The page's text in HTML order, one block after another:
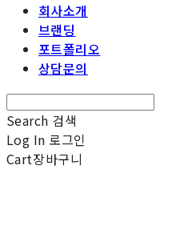
회사소개
브랜딩
포트폴리오
상담문의
Search 검색
Log In 로그인
Cart장바구니